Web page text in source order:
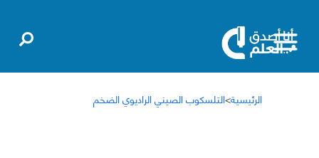
الرئيسية>التلسكوب الصيني الراديوي الضخم